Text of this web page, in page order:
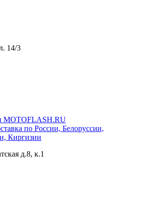
14/3
по России, Белоруссии,
Киргизии
д.8, к.1